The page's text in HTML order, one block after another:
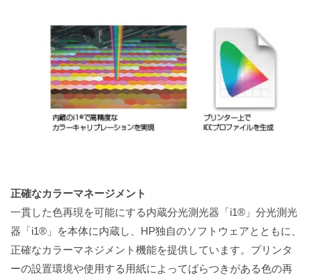
正確なカラーマネージメント
一貫した色再現を可能にする内蔵分光測光器「i1®」分光測光
器「i1®」を本体に内蔵し、HP独自のソフトウェアとともに、
正確なカラーマネジメント機能を提供しています。プリンタ
ーの設置環境や使用する用紙によってばらつきがある色の再